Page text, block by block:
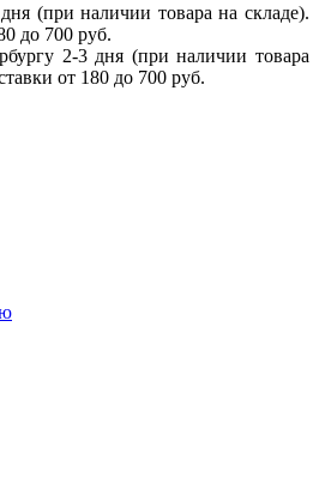
(при наличии товара на складе).
до 700 руб.
2-3 дня (при наличии товара
от 180 до 700 руб.